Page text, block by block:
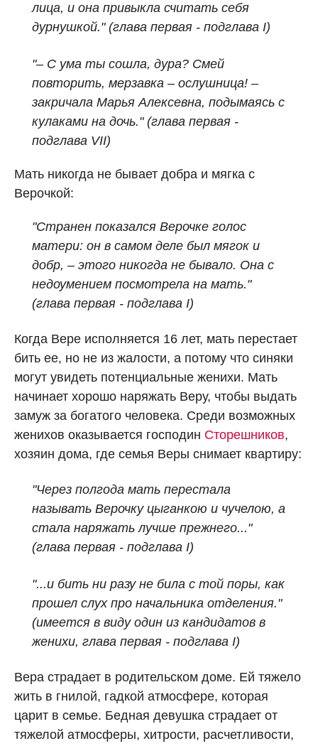
лица, и она привыкла считать себя
дурнушкой." (глава первая - подглава I)
"– С ума ты сошла, дура? Смей
повторить, мерзавка – ослушница! –
закричала Марья Алексевна, подымаясь с
кулаками на дочь." (глава первая -
подглава VII)
Мать никогда не бывает добра и мягка с
Верочкой:
"Странен показался Верочке голос
матери: он в самом деле был мягок и
добр, – этого никогда не бывало. Она с
недоумением посмотрела на мать."
(глава первая - подглава I)
Когда Вере исполняется 16 лет, мать перестает
бить ее, но не из жалости, а потому что синяки
могут увидеть потенциальные женихи. Мать
начинает хорошо наряжать Веру, чтобы выдать
замуж за богатого человека. Среди возможных
женихов оказывается господин Сторешников,
хозяин дома, где семья Веры снимает квартиру:
"Через полгода мать перестала
называть Верочку цыганкою и чучелою, а
стала наряжать лучше прежнего..."
(глава первая - подглава I)
"...и бить ни разу не била с той поры, как
прошел слух про начальника отделения."
(имеется в виду один из кандидатов в
женихи, глава первая - подглава I)
Вера страдает в родительском доме. Ей тяжело
жить в гнилой, гадкой атмосфере, которая
царит в семье. Бедная девушка страдает от
тяжелой атмосферы, хитрости, расчетливости,